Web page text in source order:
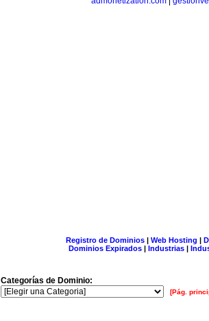
Registro de Dominios| Web Hosting |
Dominios Expirados | Industrias |
Categorías de Dominio:
[Pág.